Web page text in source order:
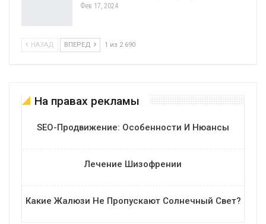
Фев 17, 2024
НАЗАД ВПЕРЕД 1 из 2 690
На правах рекламы
SEO-Продвижение: Особенности И Нюансы
Лечение Шизофрении
Какие Жалюзи Не Пропускают Солнечный Свет?